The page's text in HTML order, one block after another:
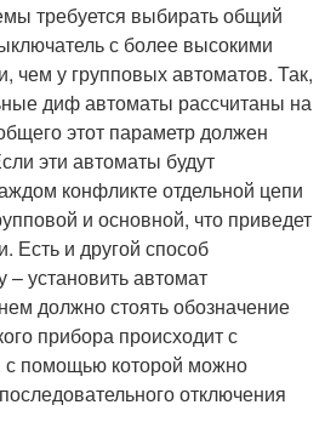
требуется выбирать общий
с более высокими
чем у групповых автоматов. Так,
диф автоматы рассчитаны на
этот параметр должен
эти автоматы будут
конфликте отдельной цепи
и основной, что приведет
Есть и другой способ
– установить автомат
должно стоять обозначение
прибора происходит с
с помощью которой можно
отключения